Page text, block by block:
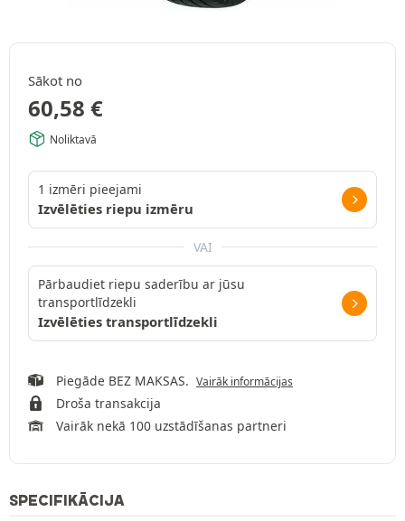
Sākot no
60,58 €
Noliktavā
1 izmēri pieejami
Izvēlēties riepu izmēru
VAI
Pārbaudiet riepu saderību ar jūsu
transportlīdzekli
Izvēlēties transportlīdzekli
Piegāde BEZ MAKSAS. Vairāk informācijas
Droša transakcija
Vairāk nekā 100 uzstādīšanas partneri
SPECIFIKĀCIJA